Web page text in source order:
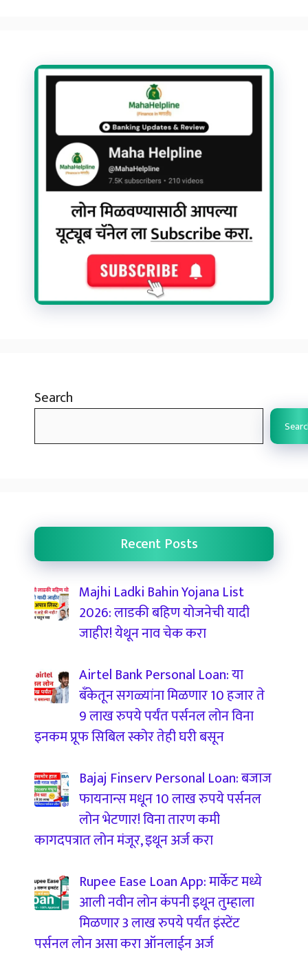
Search
Recent Posts
Majhi Ladki Bahin Yojana List
2026: लाडकी बहिण योजनेची यादी
जाहीर! येथून नाव चेक करा
Airtel Bank Personal Loan: या
बँकेतून सगळ्यांना मिळणार 10 हजार ते
9 लाख रुपये पर्यंत पर्सनल लोन विना
इनकम प्रूफ सिबिल स्कोर तेही घरी बसून
Bajaj Finserv Personal Loan: बजाज
फायनान्स मधून 10 लाख रुपये पर्सनल
लोन भेटणार! विना तारण कमी
कागदपत्रात लोन मंजूर, इथून अर्ज करा
Rupee Ease Loan App: मार्केट मध्ये
आली नवीन लोन कंपनी इथून तुम्हाला
मिळणार 3 लाख रुपये पर्यंत इंस्टेंट
पर्सनल लोन असा करा ऑनलाईन अर्ज